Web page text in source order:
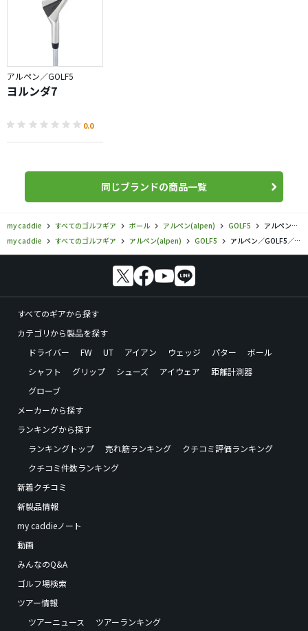
アルペン／GOLF5
ヨルンダ7
0.0
同じブランドの商品一覧
my caddie すべてのゴルフギア ボール アルペン(alpen) GOLF5
アルペン／GOLF5／TOBUNDA ONE LINE ボールの口コミ評価
my caddie
すべてのゴルフギア アルペン(alpen) GOLF5 アルペン／GOLF5／TOBUNDA ONE LINE ボールの口コミ評価
すべてのギアから探す
カテゴリから製品を探す
ドライバー
FW UT アイアン ウェッジ パター
ボール
シャフト
グリップ シューズ アイウェア
距離計測器
グローブ
メーカーから探す
ランキングから探す
ランキングトップ
売れ筋ランキング
クチコミ評価ランキング
クチコミ件数ランキング
新着クチコミ
新製品情報
my caddieノート
動画
みんなのQ&A
ゴルフ場検索
ツアー情報
ツアーニュース
ツアーランキング